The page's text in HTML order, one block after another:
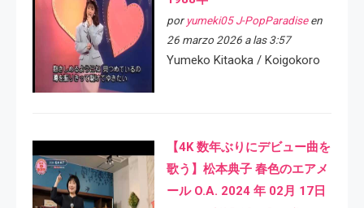
por yumeki05 J-PopParadiseen
26 marzo 2026 a las 3:57
Yumeko Kitaoka / Koigokoro
【4K 数年ぶりにデビュー曲を
歌う】松本典子 春色のエアメ
ール O.A. 2024 年 02月 17日